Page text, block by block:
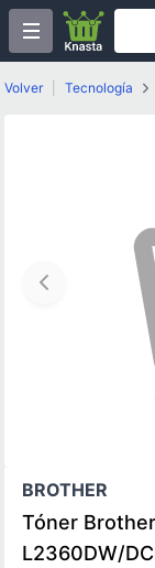
Volver Tecnología
BROTHER
Tóner
L2360DW/